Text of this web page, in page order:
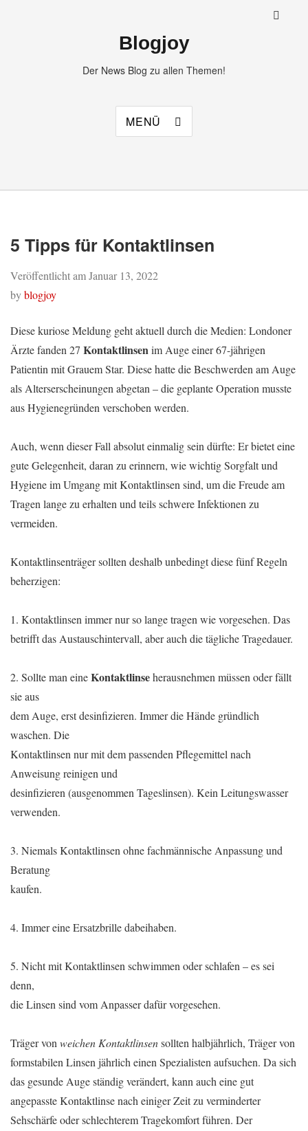
Blogjoy
Der News Blog zu allen Themen!
MENÜ
5 Tipps für Kontaktlinsen
Veröffentlicht amJanuar 13, 2022
byblogjoy
Diese kuriose Meldung geht aktuell durch die Medien: Londoner
Ärzte fanden 27 Kontaktlinsenim Auge einer 67-jährigen
Patientin mit Grauem Star. Diese hatte die Beschwerden am Auge
als Alterserscheinungen abgetan – die geplante Operation musste
aus Hygienegründen verschoben werden.
Auch, wenn dieser Fall absolut einmalig sein dürfte: Er bietet eine
gute Gelegenheit, daran zu erinnern, wie wichtig Sorgfalt und
Hygiene im Umgang mit Kontaktlinsen sind, um die Freude am
Tragen lange zu erhalten und teils schwere Infektionen zu
vermeiden.
Kontaktlinsenträger sollten deshalb unbedingt diese fünf Regeln
beherzigen:
1. Kontaktlinsen immer nur so lange tragen wie vorgesehen. Das
betrifft das Austauschintervall, aber auch die tägliche Tragedauer.
2. Sollte man eineKontaktlinseherausnehmen müssen oder fällt
sie aus
dem Auge, erst desinfizieren. Immer die Hände gründlich
waschen. Die
Kontaktlinsen nur mit dem passenden Pflegemittel nach
Anweisung reinigen und
desinfizieren (ausgenommen Tageslinsen). Kein Leitungswasser
verwenden.
3. Niemals Kontaktlinsen ohne fachmännische Anpassung und
Beratung
kaufen.
4. Immer eine Ersatzbrille dabeihaben.
5. Nicht mit Kontaktlinsen schwimmen oder schlafen – es sei
denn,
die Linsen sind vom Anpasser dafür vorgesehen.
Träger von weichen Kontaktlinsensollten halbjährlich, Träger von
formstabilen Linsen jährlich einen Spezialisten aufsuchen. Da sich
das gesunde Auge ständig verändert, kann auch eine gut
angepasste Kontaktlinse nach einiger Zeit zu verminderter
Sehschärfe oder schlechterem Tragekomfort führen. Der